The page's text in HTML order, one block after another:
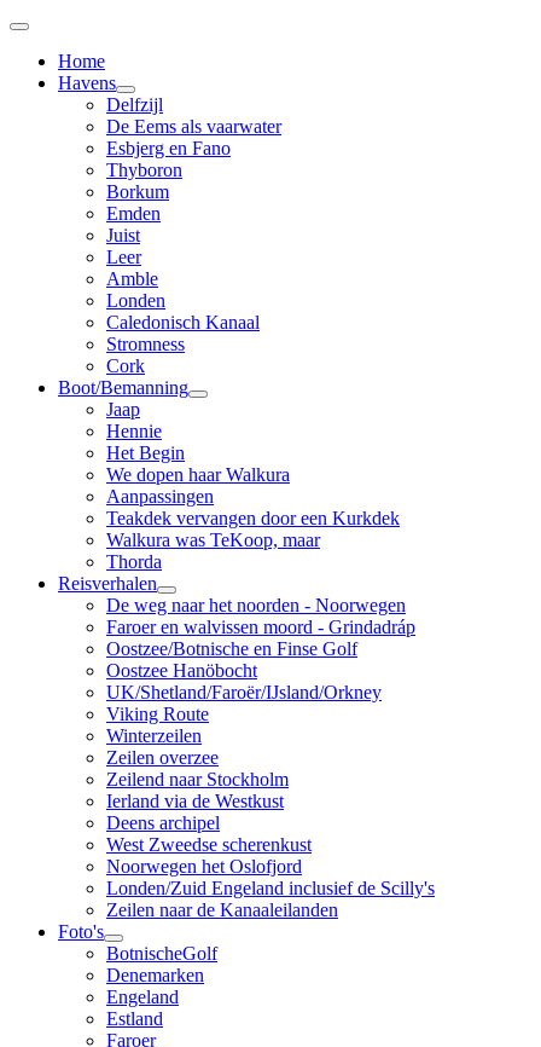
Home
Havens
Delfzijl
De Eems als vaarwater
Esbjerg en Fano
Thyboron
Borkum
Emden
Juist
Leer
Amble
Londen
Caledonisch Kanaal
Stromness
Cork
Boot/Bemanning
Jaap
Hennie
Het Begin
We dopen haar Walkura
Aanpassingen
Teakdek vervangen door een Kurkdek
Walkura was TeKoop, maar
Thorda
Reisverhalen
De weg naar het noorden - Noorwegen
Faroer en walvissen moord - Grindadráp
Oostzee/Botnische en Finse Golf
Oostzee Hanöbocht
UK/Shetland/Faroër/IJsland/Orkney
Viking Route
Winterzeilen
Zeilen overzee
Zeilend naar Stockholm
Ierland via de Westkust
Deens archipel
West Zweedse scherenkust
Noorwegen het Oslofjord
Londen/Zuid Engeland inclusief de Scilly's
Zeilen naar de Kanaaleilanden
Foto's
BotnischeGolf
Denemarken
Engeland
Estland
Faroer